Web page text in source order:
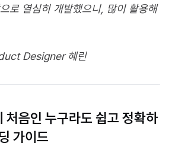
로 열심히 개발했으니, 많이 활용해
Designer 혜린
음인 누구라도 쉽고 정확하
가이드